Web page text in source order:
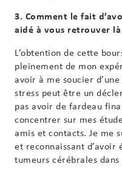
3. Comment le fait
aidé à vous retrouver
L’obtention de cette
pleinement de mon
avoir à me soucier
stress peut être un
pas avoir de fardeau
concentrer sur mes
amis et contacts. Je me
et reconnaissant d’avoir
tumeurs cérébrales